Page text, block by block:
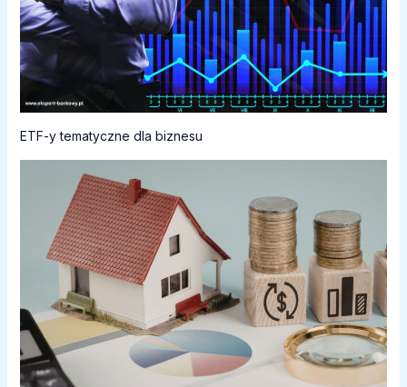
ETF-y tematyczne dla biznesu